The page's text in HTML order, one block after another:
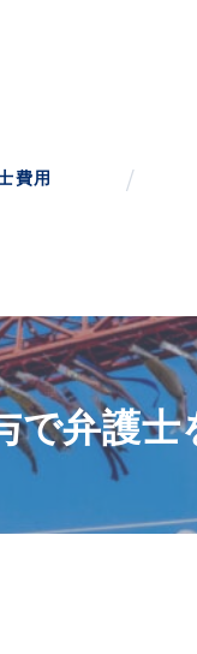
費用
で弁護